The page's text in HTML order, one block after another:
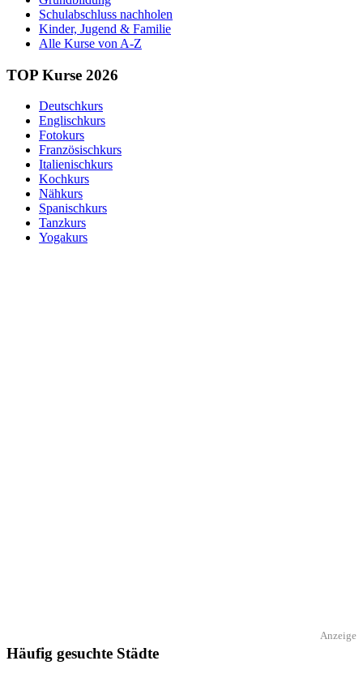
Schulabschluss nachholen
Kinder, Jugend & Familie
Alle Kurse von A-Z
TOP Kurse 2026
Deutschkurs
Englischkurs
Fotokurs
Französischkurs
Italienischkurs
Kochkurs
Nähkurs
Spanischkurs
Tanzkurs
Yogakurs
Anzeige
Häufig gesuchte Städte